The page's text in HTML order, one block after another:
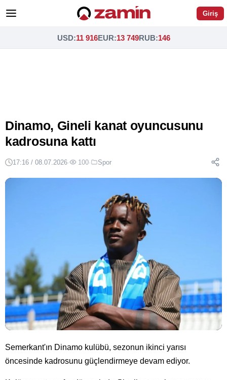
Giriş
USD:11 916EUR:13 749RUB:146
Dinamo, Gineli kanat oyuncusunu
kadrosuna kattı
17:16 / 08.07.2026· 100· Spor
Semerkant'ın Dinamo kulübü, sezonun ikinci yarısı
öncesinde kadrosunu güçlendirmeye devam ediyor.